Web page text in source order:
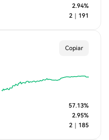
2.94%
2 191
Copiar
57.13%
2.95%
2 185